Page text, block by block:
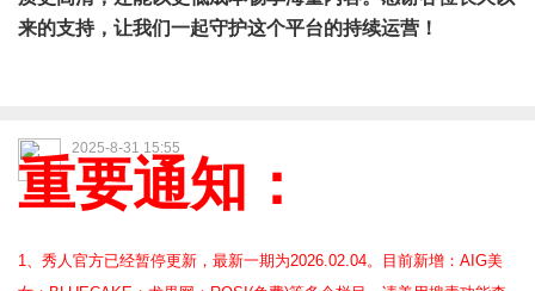
来的支持，让我们一起守护这个平台的持续运营！
2025-8-31 15:55
重要通知：
1、秀人官方已经暂停更新，最新一期为2026.02.04。目前新增：AIG美